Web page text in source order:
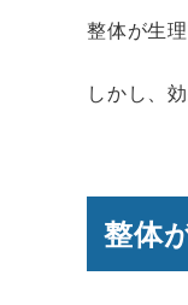
整体が生
しかし、
整体